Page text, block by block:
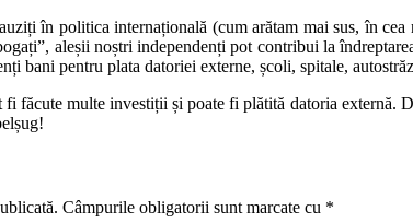
în politica internațională (cum arătam mai sus, în
aleșii noștri independenți pot contribui la
bani pentru plata datoriei externe, școli, spitale,
făcute multe investiții și poate fi plătită datoria externă.
Câmpurile obligatorii sunt marcate cu *